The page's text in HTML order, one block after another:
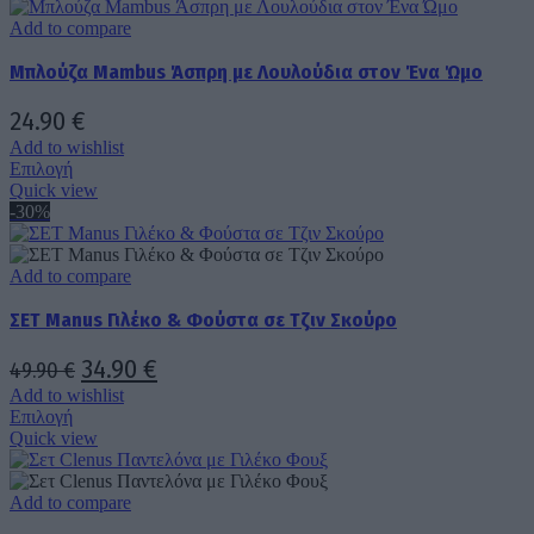
προϊόντος
44.90 €.είναι:
προϊόν
έχει
παραλλαγές.
επιλογές
μπορούν
να
επιλεγούν
στη
του
προϊόντος
Add to compare
Μπλούζα Mambus Άσπρη με Λουλούδια στον Ένα Ώμο
24.90 €
Add to wishlist
Επιλογή
το
έχει
πολλαπλές
παραλλαγές.
επιλογές
να
επιλεγούν
στη
σελίδα
του
προϊόντος
Quick view
-30%
Add to compare
ΣΕΤ Manus Γιλέκο & Φούστα σε Τζιν Σκούρο
49.90€ Original
price
was:
49.90 €.
34.90 €
είναι:
34.90 €.
Add to wishlist
Επιλογή
το
προϊόν
έχει
πολλαπλές
Quick view
Add to compare